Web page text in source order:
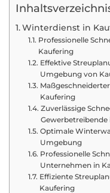
Winterdienst in
Professionelle
Kaufering
Effektive
Umgebung von
Kaufering
Zuverlässige
Gewerbetreibende
Optimale
Umgebung
Professionelle
Unternehmen in
Effiziente
Kaufering